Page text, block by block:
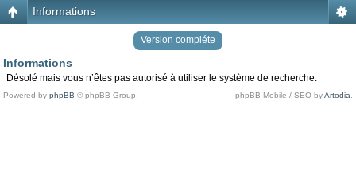
Informations
Version compléte
Informations
Désolé mais vous n’êtes pas autorisé à utiliser le système de recherche.
Powered by phpBB © phpBB Group. phpBB Mobile / SEO byArtodia